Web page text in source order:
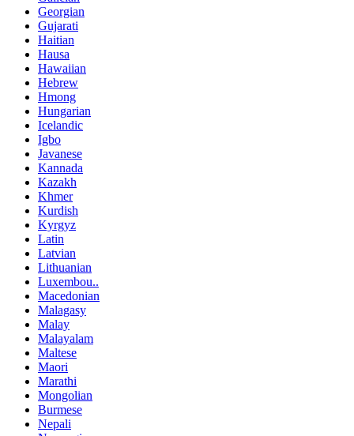
Georgian
Gujarati
Haitian
Hausa
Hawaiian
Hebrew
Hmong
Hungarian
Icelandic
Igbo
Javanese
Kannada
Kazakh
Khmer
Kurdish
Kyrgyz
Latin
Latvian
Lithuanian
Luxembou..
Macedonian
Malagasy
Malay
Malayalam
Maltese
Maori
Marathi
Mongolian
Burmese
Nepali